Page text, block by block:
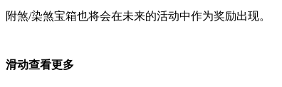
附煞/染煞宝箱也将会在未来的活动中作为奖励出现。
滑动查看更多